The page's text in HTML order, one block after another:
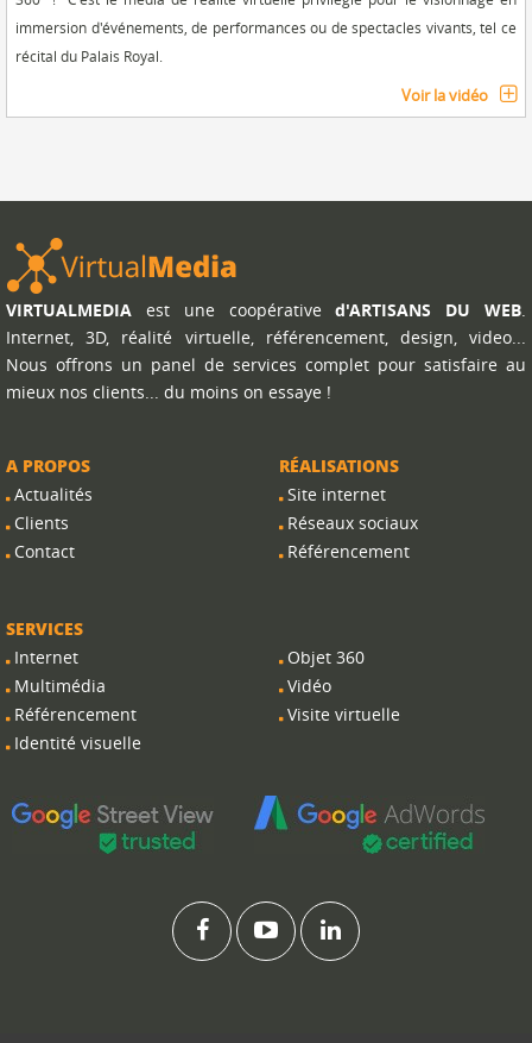
immersion d'événements, de performances ou de spectacles vivants, tel ce
récital du Palais Royal.
Voir la vidéo
VIRTUALMEDIA est une coopératived'ARTISANS DU WEB
Internet, 3D, réalité virtuelle, référencement, design, video...
Nous offrons un panel de services complet pour satisfaire au
mieux nos clients... du moins on essaye !
A PROPOS
Actualités
Clients
Contact
SERVICES
Internet
Multimédia
Référencement
Identité visuelle
RÉALISATIONS
Site internet
Réseaux sociaux
Référencement
Objet 360
Vidéo
Visite virtuelle